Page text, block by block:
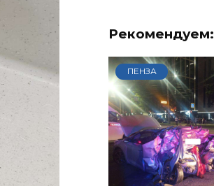
Рекомендуем:
ПЕНЗА